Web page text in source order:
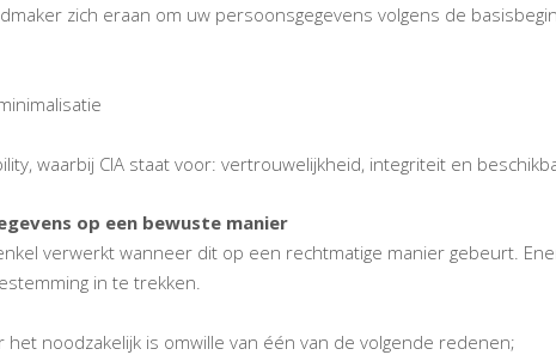
zich eraan om uw persoonsgegevens volgens de
waarbij CIA staat voor: vertrouwelijkheid, integriteit en
op een bewuste manier
verwerkt wanneer dit op een rechtmatige manier gebeurt.
in te trekken.
noodzakelijk is omwille van één van de volgende redenen;